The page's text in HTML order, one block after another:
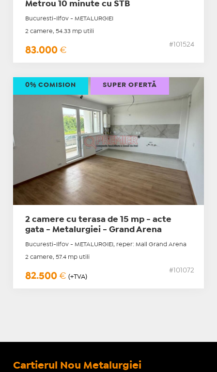
Metrou 10 minute cu STB
Bucuresti-Ilfov - METALURGIEI
2 camere, 54.33 mp utili
83.000 €
#101524
2 camere cu terasa de 15 mp - acte
gata - Metalurgiei - Grand Arena
Bucuresti-Ilfov - METALURGIEI, reper: Mall Grand Arena
2 camere, 57.4 mp utili
82.500 € (+TVA)
#101072
0% COMISION SUPER OFERTĂ
Cartierul Nou Metalurgiei